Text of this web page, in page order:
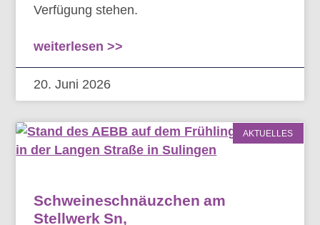
Verfügung stehen.
weiterlesen >>
20. Juni 2026
AKTUELLES
Schweineschnäuzchen am
Stellwerk Sn,